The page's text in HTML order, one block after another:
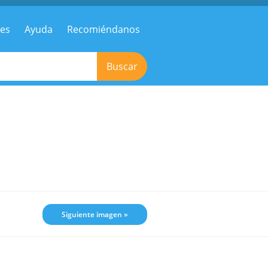
Ayuda Recomiéndanos
Buscar
Siguiente imagen »